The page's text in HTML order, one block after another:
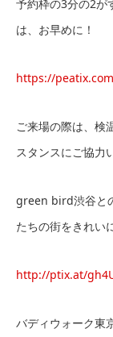
予約枠の3分の2が
は、お早めに！
https://
ご来場の際は、検
スタンスにご協力
green bird渋谷と
たちの街をきれい
http://ptix.at/
バディウォーク